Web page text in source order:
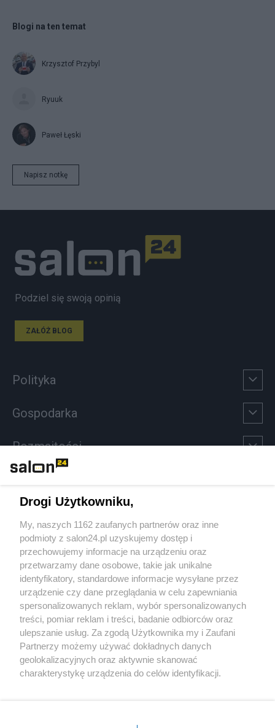
Blogi na ten temat
Krzysztof Przybyl
Ryuuk
Paweł Łęski
Napisz notkę
Podziel się swoją opinią
ZAŁÓŻ BLOG
Polityka
Gospodarka
Rozmaitości
Sport
Społeczeństwo
Kultura
X Facebook Instagram Youtube
Drogi Użytkowniku,
My, naszych 1162 zaufanych partnerów oraz inne
podmioty z salon24.pl uzyskujemy dostęp i
przechowujemy informacje na urządzeniu oraz
przetwarzamy dane osobowe, takie jak unikalne
identyfikatory, standardowe informacje wysyłane przez
urządzenie czy dane przeglądania w celu zapewniania
spersonalizowanych reklam, wybór spersonalizowanych
treści, pomiar reklam i treści, badanie odbiorców oraz
ulepszanie usług. Za zgodą Użytkownika my i Zaufani
Partnerzy możemy używać dokładnych danych
geolokalizacyjnych oraz aktywnie skanować
charakterystykę urządzenia do celów identyfikacji.